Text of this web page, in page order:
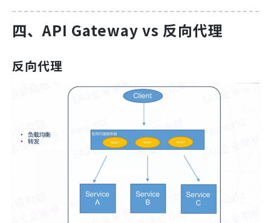
四、API Gateway vs 反向代理
反向代理